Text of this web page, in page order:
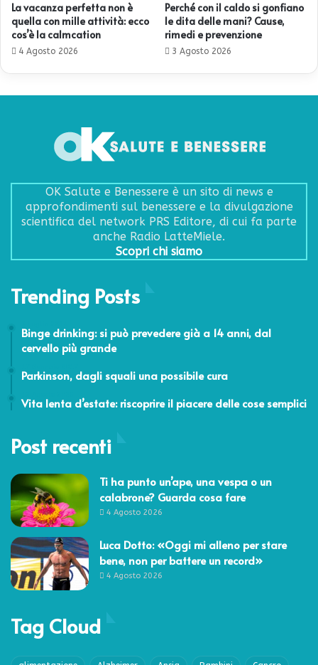
La vacanza perfetta non è
quella con mille attività: ecco
cos’è la calmcation
4 Agosto 2026
Perché con il caldo si gonfiano
le dita delle mani? Cause,
rimedi e prevenzione
3 Agosto 2026
OK Salute e Benessere è un sito di news e
approfondimenti sul benessere e la divulgazione
scientifica del network PRS Editore, di cui fa parte
anche Radio LatteMiele.
Scopri chi siamo
Trending Posts
Binge drinking: si può prevedere già a 14 anni, dal
cervello più grande
Parkinson, dagli squali una possibile cura
Vita lenta d’estate: riscoprire il piacere delle cose semplici
Post recenti
Ti ha punto un’ape, una vespa o un
calabrone? Guarda cosa fare
4 Agosto 2026
Luca Dotto: «Oggi mi alleno per stare
bene, non per battere un record»
4 Agosto 2026
Tag Cloud